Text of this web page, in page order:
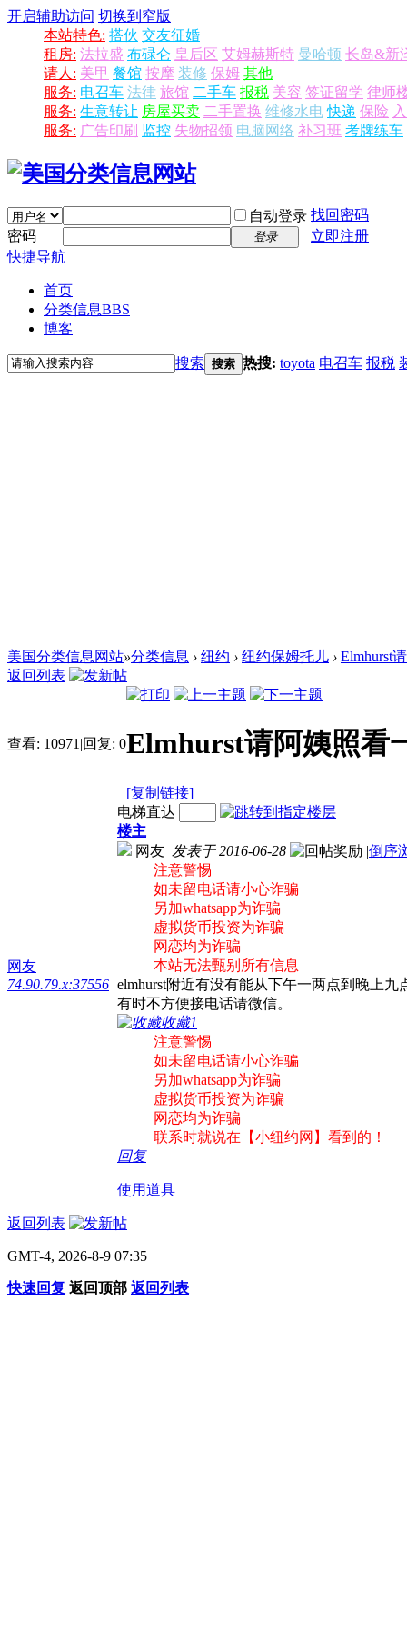
开启辅助访问 切换到窄版
本站特色: 搭伙 交友征婚
租房: 法拉盛 布碌仑 皇后区 艾姆赫斯特 曼哈顿 长岛&新
请人: 美甲 餐馆 按摩 装修 保姆 其他
服务: 电召车 法律 旅馆 二手车 报税 美容 签证留学 律师
服务: 生意转让 房屋买卖 二手置换 维修水电 快递 保险
服务: 广告印刷 监控 失物招领 电脑网络 补习班 考牌练车
自动登录 找回密码
密码
登录
立即注册
快捷导航
首页
分类信息BBS
博客
搜索 搜索 热搜: toyota 电召车 报税
美国分类信息网站»分类信息 › 纽约 › 纽约保姆托儿 › Elmhurst
返回列表
查看: 10971 |回复: 0Elmhurst请阿姨照看
[复制链接]
网友
74.90.79.x:37556
电梯直达
楼主
网友 发表于 2016-06-28 |倒序
注意警惕
如未留电话请小心诈骗
另加whatsapp为诈骗
虚拟货币投资为诈骗
网恋均为诈骗
本站无法甄别所有信息
elmhurst附近有没有能从下午一两点到晚上
有时不方便接电话请微信。
收藏1
注意警惕
如未留电话请小心诈骗
另加whatsapp为诈骗
虚拟货币投资为诈骗
网恋均为诈骗
联系时就说在【小纽约网】看到的！
回复
使用道具
返回列表
GMT-4, 2026-8-9 07:35
快速回复 返回顶部 返回列表